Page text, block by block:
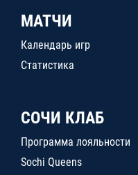
МАТЧИ
Календарь игр
Статистика
СОЧИ КЛАБ
Программа лояльности
Sochi Queens